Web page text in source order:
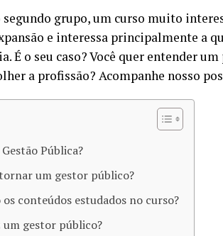
grupo, um curso muito
e interessa principalmente a
É o seu caso? Você quer entender
a profissão? Acompanhe nosso
Pública?
um gestor público?
os conteúdos estudados no curso?
um gestor público?